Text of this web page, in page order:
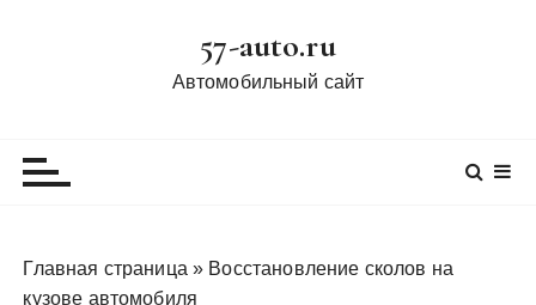
57-auto.ru
Автомобильный сайт
Главная страница » Восстановление сколов на
кузове автомобиля